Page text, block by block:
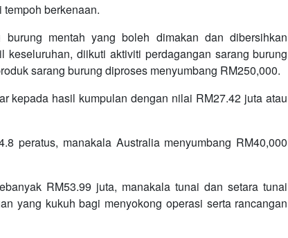
berkenaan.
mentah yang boleh dimakan dan dibersihkan
diikuti aktiviti perdagangan sarang burung
sarang burung diproses menyumbang RM250,000.
kepada hasil kumpulan dengan nilai RM27.42 juta atau
peratus, manakala Australia menyumbang RM40,000
RM53.99 juta, manakala tunai dan setara tunai
yang kukuh bagi menyokong operasi serta rancangan